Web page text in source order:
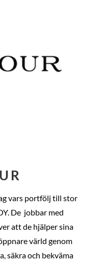
vars portfölj till stor
De jobbar med
att de hjälper sina
värld genom
säkra och bekväma